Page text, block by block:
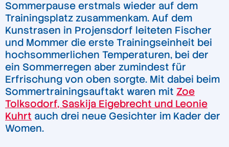
Sommerpause erstmals wieder auf dem
Trainingsplatz zusammenkam. Auf dem
Kunstrasen in Projensdorf leiteten Fischer
und Mommer die erste Trainingseinheit bei
hochsommerlichen Temperaturen, bei der
ein Sommerregen aber zumindest für
Erfrischung von oben sorgte. Mit dabei beim
Sommertrainingsauftakt waren mit Zoe
Tolksodorf, Saskija Eigebrecht und Leonie
Kuhrt auch drei neue Gesichter im Kader der
Women.